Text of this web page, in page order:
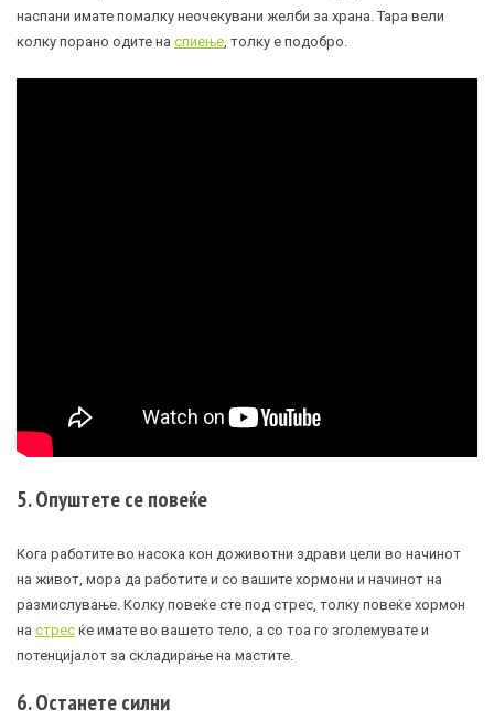
наспани имате помалку неочекувани желби за храна. Тара вели
колку порано одите на спиење , толку е подобро.
5. Опуштете се повеќе
Кога работите во насока кон доживотни здрави цели во начинот
на живот, мора да работите и со вашите хормони и начинот на
размислување. Колку повеќе сте под стрес, толку повеќе хормон
на стрес ќе имате во вашето тело, а со тоа го зголемувате и
потенцијалот за складирање на мастите.
6. Останете силни